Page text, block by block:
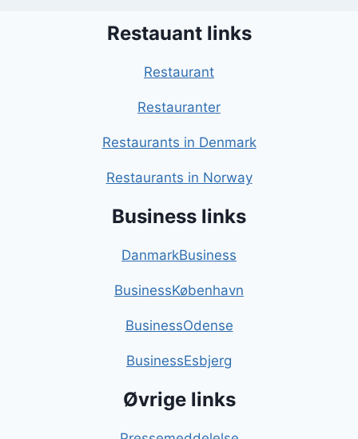
Restauant links
Restaurant
Restauranter
Restaurants in Denmark
Restaurants in Norway
Business links
DanmarkBusiness
BusinessKøbenhavn
BusinessOdense
BusinessEsbjerg
Øvrige links